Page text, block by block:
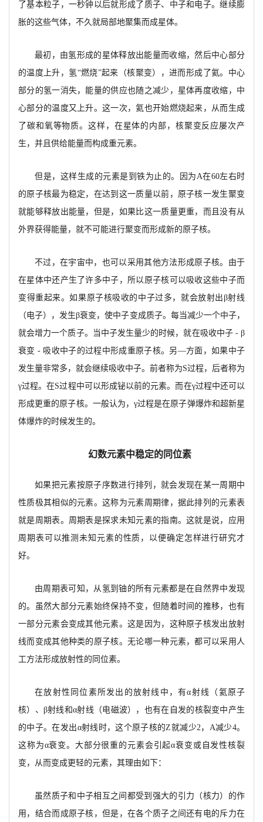
了基本粒子，一秒钟以后就形成了质子、 中子和电子。继续膨
胀的这些气体，不久就局部地聚集而成星体。
最初， 由氢形成的星体释放出能量而收缩，然后中心部分
的温度上升，氢“燃烧”起来（核聚变），进而形成了氦。中心
部分的氢一消失，能量的供应也随之减少，星体再度收缩，中
心部分的温度又上升。这一次，氦也开始燃烧起来，从而生成
了碳和氧等物质。这样，在星体的内部，核聚变反应屡次产
生，并且供给能量而构成重元素。
但是， 这样生成的元素是到铁为止的。因为A在60左右时
的原子核最为稳定，在达到这一质量以前， 原子核一发生聚变
就能够释放出能量，但是，如果比这一质量更重，而且没有从
外界获得能量，就不可能进行聚变而形成新的原子核。
不过， 在宇宙中，也可以采用其他方法形成原子核。由于
在星体中还产生了许多中子，所以原子核 可以吸收这些中子而
变得重起来。如果原子核吸收的中子过多，就会放射出 β射线
（电子），发生β衰变，使中子变成质子。每当减少一个中子，
就会增力一个质子。当中子发生量少的时候，就在吸收中子 - β
衰变 - 吸收中子的过程中形成重原子核。另—方面，如果中子
发生量非常多，就会继续吸收中子。前者称为S过程，后者称为
γ过程。在S过程中可以形成铋以前的元素。而在γ过程中还可以
形成更重的原子核。一般认为，γ过程是在原子弹爆炸和超新星
体爆炸的时候发生的。
幻数元素中稳定的同位素
如果把元素按原子序数进行排列， 就会发现在某一周期中
性质极其相似的元素。这称为元素周期律，据此排列的元素表
就是周期表。周期表是探求未知元素的指南。这就是说，应用
周期表可以推测未知元素的性质，以便确定怎样进行研究才
好。
由周期表可知，从氢到铀的所有元素都是在自然界中发现
的。虽然大部分元素始终保持不变，但 随着时间的推移，也有
一部分元素会变成其他元素。这是因为，这种原子核发出放射
线而变成其他种类的原子核。无论哪一种元素，都可以采用人
工方法形成放射性的同位素。
在放射性同位素所发出的放射线中，有α射线 （氦原子
核）、 β射线和α射线（电磁波），也有在自发的核裂变中产生
的中子。在发出α射线时，这个原子核的Z就减少2，A减少4。
这称为α衰变。大部分很重的元素会引起α衰变或自发性核裂
变，从而变成更轻的元素，其理由如下：
虽然质子和中子相互之间都受到强大的引力（核力）的作
用，结合而成原子核，但是，在各个质子之间还有电的斥力在